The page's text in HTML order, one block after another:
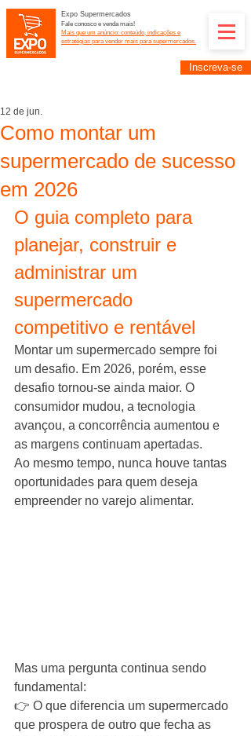
Expo Supermercados
Fale conosco e venda mais!
Mais que um anúncio: conteúdo, indicações e
estratégias para vender mais para supermercados.
Inscreva-se
Como montar um
supermercado de sucesso
em 2026
12 de jun.
O guia completo para
planejar, construir e
administrar um
supermercado
competitivo e rentável
Montar um supermercado sempre foi
um desafio. Em 2026, porém, esse
desafio tornou-se ainda maior. O
consumidor mudou, a tecnologia
avançou, a concorrência aumentou e
as margens continuam apertadas.
Ao mesmo tempo, nunca houve tantas
oportunidades para quem deseja
empreender no varejo alimentar.
Mas uma pergunta continua sendo
fundamental:
👉 O que diferencia um supermercado
que prospera de outro que fecha as